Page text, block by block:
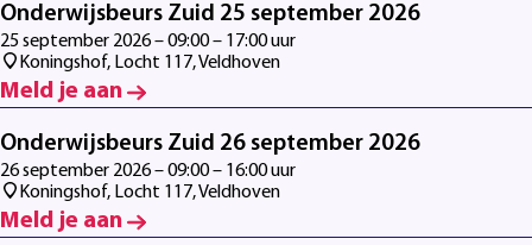
Onderwijsbeurs Zuid 25 september 2026
25 september 2026 – 09:00 – 17:00 uur
Koningshof, Locht 117, Veldhoven
Meld je aan
Onderwijsbeurs Zuid 26 september 2026
26 september 2026 – 09:00 – 16:00 uur
Koningshof, Locht 117, Veldhoven
Meld je aan